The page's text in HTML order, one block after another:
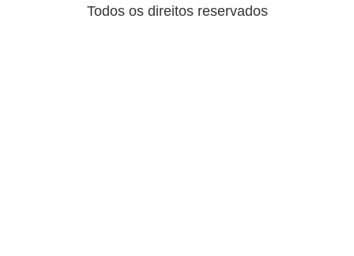
Todos os direitos reservados